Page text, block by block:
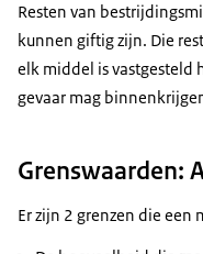
Resten van
kunnen giftig zijn. Die
elk middel is vastgesteld
gevaar mag
Grenswaarden:
Er zijn 2 grenzen die